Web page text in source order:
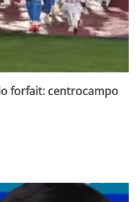
forfait: centrocampo